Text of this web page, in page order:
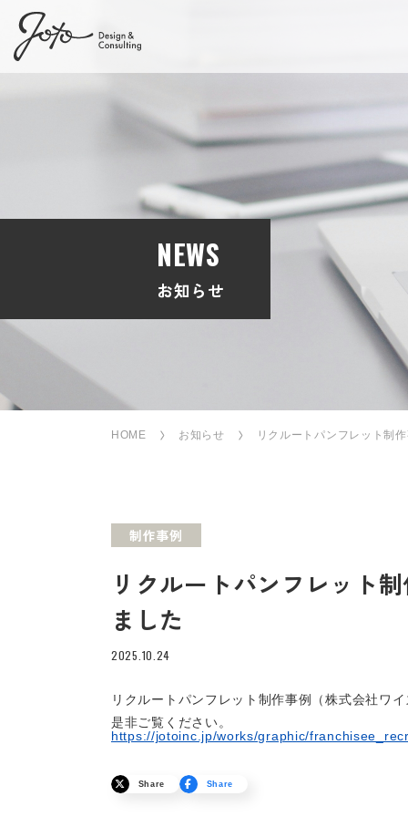
NEWS
お知らせ
HOME お知らせ リクルートパンフレット制
制作事例
リクルートパンフレット
ました
2025.10.24
リクルートパンフレット制作事例（株式会社ワ
是非ご覧ください。
https://jotoinc.jp/works/graphic/
Share Share